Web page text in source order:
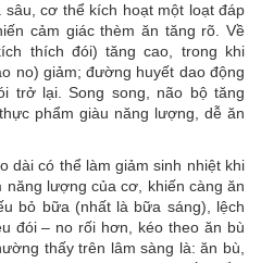
cơ thể kích hoạt một loạt đáp
cảm giác thèm ăn tăng rõ. Về
thích đói) tăng cao, trong khi
no) giảm; đường huyết dao động
trở lại. Song song, não bộ tăng
phẩm giàu năng lượng, dễ ăn
dài có thể làm giảm sinh nhiệt khi
năng lượng của cơ, khiến càng ăn
bỏ bữa (nhất là bữa sáng), lệch
đói – no rối hơn, kéo theo ăn bù
thấy trên lâm sàng là: ăn bù,